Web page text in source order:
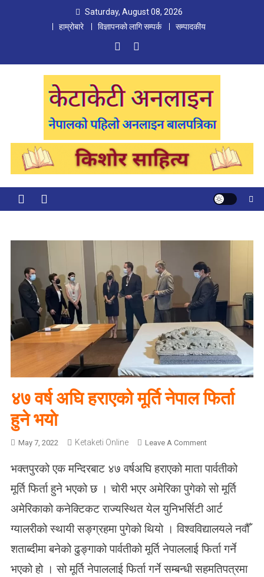
Saturday, August 08, 2026
हाम्रोबारे
विज्ञापनको लागि सम्पर्क सम्पादकीय
Ketaketi Online
First Nepali Online Magazine For Children
४७ वर्ष अघि हराएको मूर्ति नेपाल फिर्ता
हुने भयाे
May 7, 2022 Ketaketi Online Leave A CommentO
४
र्ष
अ
ह
रा
भक्तपुरको एक मन्दिरबाट ४७ वर्षअघि हराएको माता पार्वतीको
मूर्ति फिर्ता हुने भएको छ । चोरी भएर अमेरिका पुगेको सो मूर्ति
अमेरिकाको कनेक्टिकट राज्यस्थित येल युनिभर्सिटी आर्ट
ग्यालरीको स्थायी सङ्ग्रहमा पुगेको थियो । विश्वविद्यालयले नवौँ
शताब्दीमा बनेको ढुङ्गाको पार्वतीको मूर्ति नेपाललाई फिर्ता गर्ने
भएको हो । सो मूर्ति नेपाललाई फिर्ता गर्ने सम्बन्धी सहमतिपत्रमा